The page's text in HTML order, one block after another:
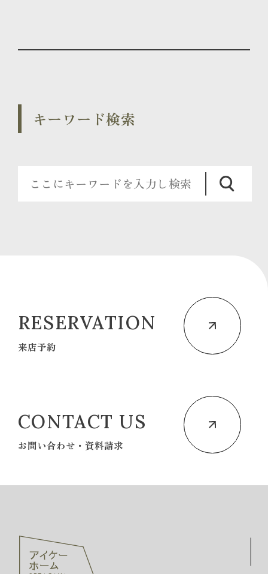
キーワード検索
RESERVATION
来店予約
CONTACT US
お問い合わせ・資料請求